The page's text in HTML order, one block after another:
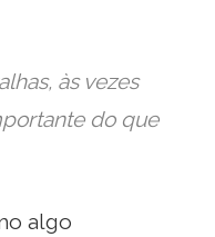
às vezes
do que
algo